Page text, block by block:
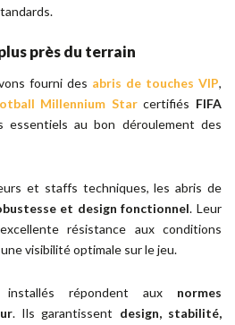
près du terrain
fourni des abris de touches VIP,
Millennium Starcertifiés FIFA
essentiels au bon déroulement des
et staffs techniques, les abris de
et design fonctionnel. Leur
résistance aux conditions
visibilité optimale sur le jeu.
répondent aux normes
. Ils garantissent design, stabilité,